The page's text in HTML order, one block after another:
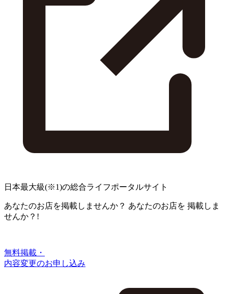
日本最大級(※1)の総合ライフポータルサイト
あなたのお店を掲載しませんか？ あなたのお店を 掲載しま
せんか？!
無料掲載・
内容変更のお申し込み